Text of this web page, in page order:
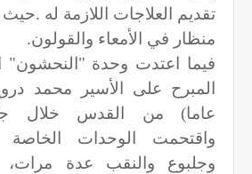
تقديم العلاجات اللازمة له
منظار في الأمعاء والقولون.
فيما اعتدت وحدة "النحشون"
عاما) من القدس خلال
واقتحمت الوحدات
وجلبوع والنقب عدة